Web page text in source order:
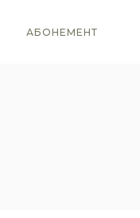
АБОНЕМЕНТ